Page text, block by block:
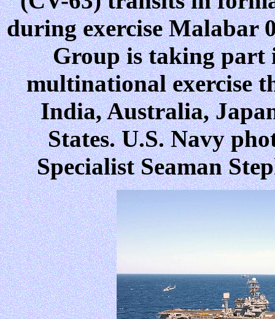
during exercise
Group is taking part
multinational exercise
India, Australia,
States. U.S. Navy
Specialist Seaman